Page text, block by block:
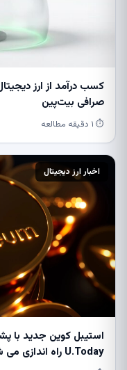
کسب درآمد از ارز
صرافی بیت‌پین
⏱ ۱ دقیقه مطالعه
اخبار ارز دیجیتال
استیبل کوین جدید با
U.Today راه اندازی می شود